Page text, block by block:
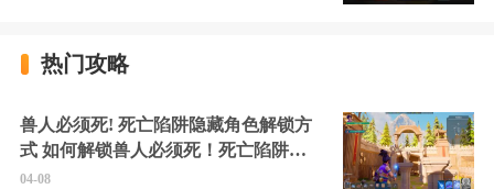
热门攻略
兽人必须死! 死亡陷阱隐藏角色解锁方
式 如何解锁兽人必须死！死亡陷阱中
的隐藏角色
04-08